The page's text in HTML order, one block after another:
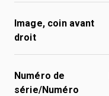
Image, coin avant
droit
Numéro de
série/Numéro